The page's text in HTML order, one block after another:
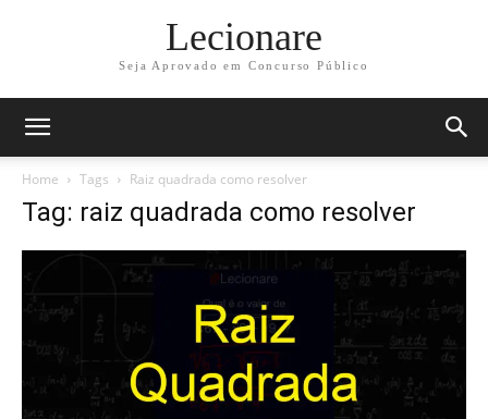
Lecionare
Seja Aprovado em Concurso Público
Home Tags Raiz quadrada como resolver
Tag: raiz quadrada como resolver